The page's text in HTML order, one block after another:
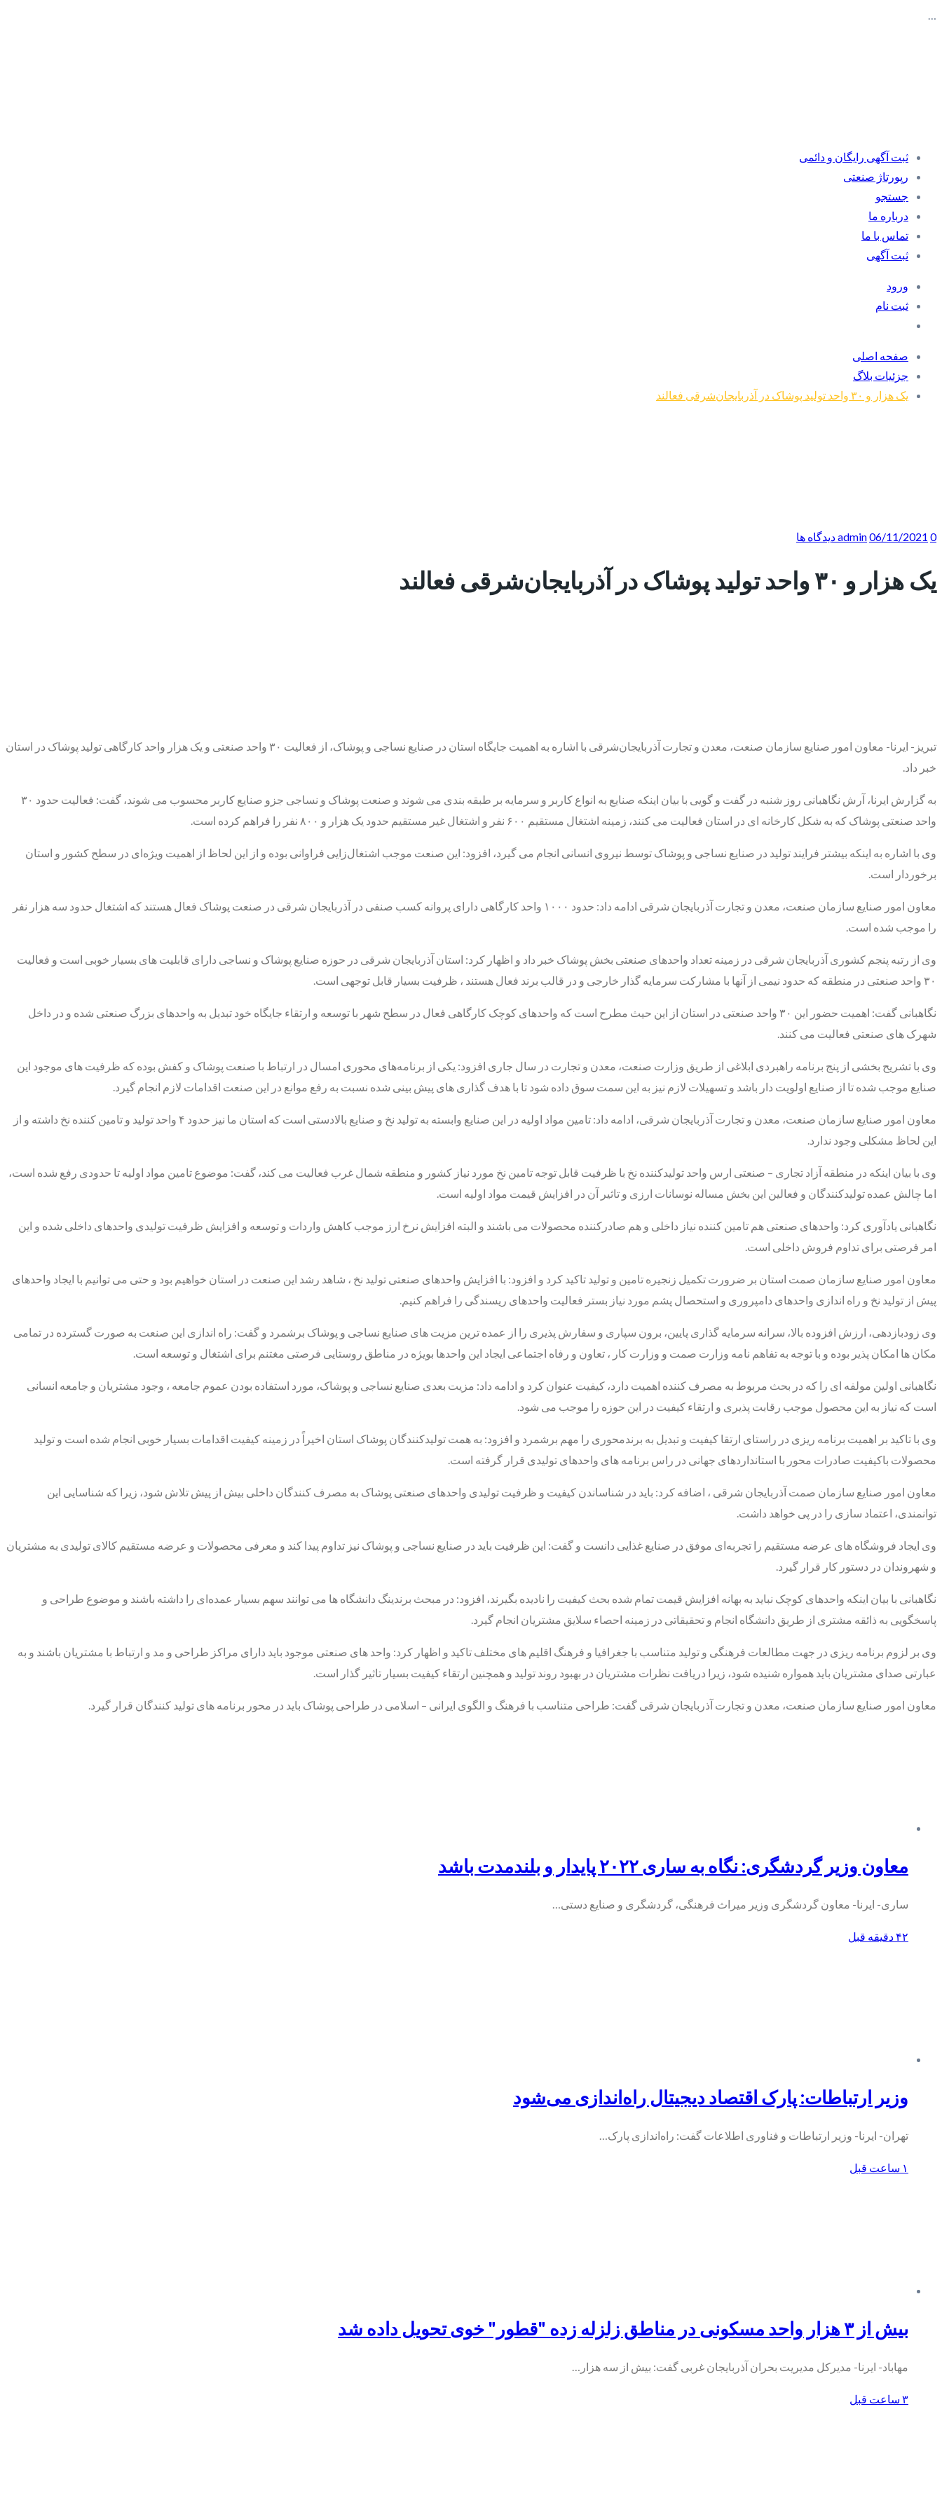
…
ثبت آگهی رایگان و دائمی
رپورتاژ صنعتی
جستجو
درباره ما
تماس با ما
ثبت آگهی
ورود
ثبت نام
صفحه اصلی
جزئیات بلاگ
یک هزار و ۳۰ واحد تولید پوشاک در آذربایجان‌شرقی فعالند
admin06/11/2021 0 دیدگاه ها
یک هزار و ۳۰ واحد تولید پوشاک در آذربایجان‌شرقی فعالند
تبریز- ایرنا- معاون امور صنایع سازمان صنعت، معدن و تجارت آذربایجان‌شرقی با اشاره به اهمیت جایگاه استان در صنایع نساجی و پوشاک، از فعالیت ۳۰ واحد صنعتی و یک هزار واحد کارگاهی تولید پوشاک در استان
خبر داد.
به گزارش ایرنا، آرش نگاهبانی روز شنبه در گفت و گویی با بیان اینکه صنایع به انواع کاربر و سرمایه بر طبقه بندی می شوند و صنعت پوشاک و نساجی جزو صنایع کاربر محسوب می شوند، گفت: فعالیت حدود ۳۰
واحد صنعتی پوشاک که به شکل کارخانه ای در استان فعالیت می کنند، زمینه اشتغال مستقیم ۶۰۰ نفر و اشتغال غیر مستقیم حدود یک هزار و ۸۰۰ نفر را فراهم کرده است.
وی با اشاره به اینکه بیشتر فرایند تولید در صنایع نساجی و پوشاک توسط نیروی انسانی انجام می گیرد، افزود: این صنعت موجب اشتغال‌زایی فراوانی بوده و از این لحاظ از اهمیت ویژه‌ای در سطح کشور و استان
برخوردار است.
معاون امور صنایع سازمان صنعت، معدن و تجارت آذربایجان شرقی ادامه داد: حدود ۱۰۰۰ واحد کارگاهی دارای پروانه کسب صنفی در آذربایجان شرقی در صنعت پوشاک فعال هستند که اشتغال حدود سه هزار نفر
را موجب شده است.
وی از رتبه پنجم کشوری آذربایجان شرقی در زمینه تعداد واحدهای صنعتی بخش پوشاک خبر داد و اظهار کرد: استان آذربایجان شرقی در حوزه صنایع پوشاک و نساجی دارای قابلیت های بسیار خوبی است و فعالیت
۳۰ واحد صنعتی در منطقه که حدود نیمی از آنها با مشارکت سرمایه گذار خارجی و در قالب برند فعال هستند ، ظرفیت بسیار قابل توجهی است.
نگاهبانی گفت: اهمیت حضور این ۳۰ واحد صنعتی در استان از این حیث مطرح است که واحدهای کوچک کارگاهی فعال در سطح شهر با توسعه و ارتقاء جایگاه خود تبدیل به واحدهای بزرگ صنعتی شده‌ و در داخل
شهرک های صنعتی فعالیت می کنند.
وی با تشریح بخشی از پنج برنامه راهبردی ابلاغی از طریق وزارت صنعت، معدن و تجارت در سال جاری افزود: یکی از برنامه‌های محوری امسال در ارتباط با صنعت پوشاک و کفش بوده که ظرفیت های موجود این
صنایع موجب شده تا از صنایع اولویت دار باشد و تسهیلات لازم نیز به این سمت سوق داده شود تا با هدف گذاری های پیش بینی شده نسبت به رفع موانع در این صنعت اقدامات لازم انجام گیرد.
معاون امور صنایع سازمان صنعت، معدن و تجارت آذربایجان شرقی، ادامه داد: تامین مواد اولیه در این صنایع وابسته به تولید نخ و صنایع بالادستی است که استان ما نیز حدود ۴ واحد تولید و تامین کننده نخ داشته و از
این لحاظ مشکلی وجود ندارد.
وی با بیان اینکه در منطقه آزاد تجاری – صنعتی ارس واحد تولیدکننده نخ با ظرفیت قابل توجه تامین نخ مورد نیاز کشور و منطقه شمال غرب فعالیت می کند، گفت: موضوع تامین مواد اولیه تا حدودی رفع شده است،
اما چالش عمده تولیدکنندگان و فعالین این بخش مساله نوسانات ارزی و تاثیر آن در افزایش قیمت مواد اولیه است.
نگاهبانی یادآوری کرد: واحدهای صنعتی هم تامین کننده نیاز داخلی و هم صادرکننده محصولات می باشند و البته افزایش نرخ ارز موجب کاهش واردات و توسعه و افزایش ظرفیت تولیدی واحدهای داخلی شده و این
امر فرصتی برای تداوم فروش داخلی است.
معاون امور صنایع سازمان صمت استان بر ضرورت تکمیل زنجیره تامین و تولید تاکید کرد و افزود: با افزایش واحدهای صنعتی تولید نخ ، شاهد رشد این صنعت در استان خواهیم بود و حتی می توانیم با ایجاد واحدهای
پیش از تولید نخ و راه اندازی واحدهای دامپروری و استحصال پشم مورد نیاز بستر فعالیت واحدهای ریسندگی را فراهم کنیم.
وی زودبازدهی، ارزش افزوده بالا، سرانه سرمایه گذاری پایین، برون سپاری و سفارش پذیری را از عمده ترین مزیت های صنایع نساجی و پوشاک برشمرد و گفت: راه اندازی این صنعت به صورت گسترده در تمامی
مکان ها امکان پذیر بوده و با توجه به تفاهم نامه وزارت صمت و وزارت کار ، تعاون و رفاه اجتماعی ایجاد این واحدها بویژه در مناطق روستایی فرصتی مغتنم برای اشتغال و توسعه است.
نگاهبانی اولین مولفه ای را که در بحث مربوط به مصرف کننده اهمیت دارد، کیفیت عنوان کرد و ادامه داد: مزیت بعدی صنایع نساجی و پوشاک، مورد استفاده بودن عموم جامعه ، وجود مشتریان و جامعه انسانی
است که نیاز به این محصول موجب رقابت پذیری و ارتقاء کیفیت در این حوزه را موجب می شود.
وی با تاکید بر اهمیت برنامه ریزی در راستای ارتقا کیفیت و تبدیل به برندمحوری را مهم برشمرد و افزود: به همت تولیدکنندگان پوشاک استان اخیراً در زمینه کیفیت اقدامات بسیار خوبی انجام شده است و تولید
محصولات باکیفیت صادرات محور با استانداردهای جهانی در راس برنامه های واحدهای تولیدی قرار گرفته است.
معاون امور صنایع سازمان صمت آذربایجان شرقی ، اضافه کرد: باید در شناساندن کیفیت و ظرفیت تولیدی واحدهای صنعتی پوشاک به مصرف کنندگان داخلی بیش از پیش تلاش شود، زیرا که شناسایی این
توانمندی، اعتماد سازی را در پی خواهد داشت.
وی ایجاد فروشگاه های عرضه مستقیم را تجربه‌ای موفق در صنایع غذایی دانست و گفت: این ظرفیت باید در صنایع نساجی و پوشاک نیز تداوم پیدا کند و معرفی محصولات و عرضه مستقیم کالای تولیدی به مشتریان
و شهروندان در دستور کار قرار گیرد.
نگاهبانی با بیان اینکه واحدهای کوچک نباید به بهانه افزایش قیمت تمام شده بحث کیفیت را نادیده بگیرند، افزود: در مبحث برندینگ دانشگاه ها می توانند سهم بسیار عمده‌ای را داشته باشند و موضوع طراحی و
پاسخگویی به ذائقه مشتری از طریق دانشگاه انجام و تحقیقاتی در زمینه احصاء سلایق مشتریان انجام گیرد.
وی بر لزوم برنامه ریزی در جهت مطالعات فرهنگی و تولید متناسب با جغرافیا و فرهنگ اقلیم های مختلف تاکید و اظهار کرد: واحد های صنعتی موجود باید دارای مراکز طراحی و مد و ارتباط با مشتریان باشند و به
عبارتی صدای مشتریان باید همواره شنیده شود، زیرا دریافت نظرات مشتریان در بهبود روند تولید و همچنین ارتقاء کیفیت بسیار تاثیر گذار است.
معاون امور صنایع سازمان صنعت، معدن و تجارت آذربایجان شرقی گفت: طراحی متناسب با فرهنگ و الگوی ایرانی – اسلامی در طراحی پوشاک باید در محور برنامه های تولید کنندگان قرار گیرد.
معاون وزیر گردشگری: نگاه به ساری ۲۰۲۲ پایدار و بلندمدت باشد
ساری- ایرنا- معاون گردشگری وزیر میراث فرهنگی، گردشگری و صنایع دستی…
۴۲ دقیقه قبل
وزیر ارتباطات: پارک اقتصاد دیجیتال راه‌اندازی می‌شود
تهران- ایرنا- وزیر ارتباطات و فناوری اطلاعات گفت: راه‌اندازی پارک…
۱ ساعت قبل
بیش از ۳ هزار واحد مسکونی در مناطق زلزله زده "قطور" خوی تحویل داده شد
مهاباد- ایرنا- مدیرکل مدیریت بحران آذربایجان غربی گفت: بیش از سه هزار…
۳ ساعت قبل